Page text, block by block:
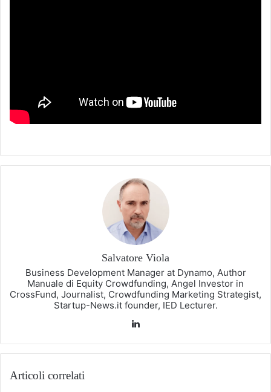
Salvatore Viola
Business Development Manager at Dynamo, Author
Manuale di Equity Crowdfunding, Angel Investor in
CrossFund, Journalist, Crowdfunding Marketing Strategist,
Startup-News.it founder, IED Lecturer.
Articoli correlati